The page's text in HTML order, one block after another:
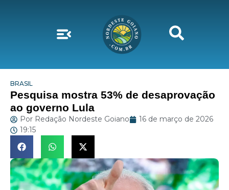
BRASIL
Pesquisa mostra 53% de desaprovação
ao governo Lula
Por Redação Nordeste Goiano
16 de março de 2026
19:15